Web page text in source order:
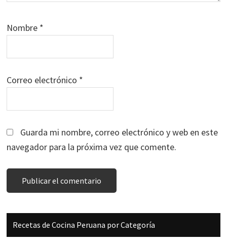
Nombre *
Correo electrónico *
Guarda mi nombre, correo electrónico y web en este
navegador para la próxima vez que comente.
Barra
lateral
Recetas de Cocina Peruana por Categoría